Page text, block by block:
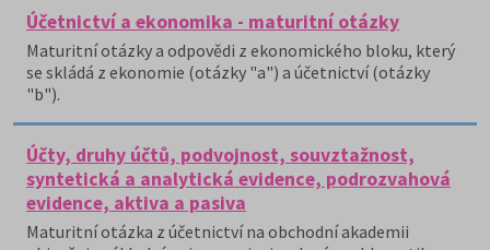
Účetnictví a ekonomika - maturitní otázky
Maturitní otázky a odpovědi z ekonomického bloku, který
se skládá z ekonomie (otázky "a") a účetnictví (otázky
"b").
Účty, druhy účtů, podvojnost, souvztažnost,
syntetická a analytická evidence, podrozvahová
evidence, aktiva a pasiva
Maturitní otázka z účetnictví na obchodní akademii